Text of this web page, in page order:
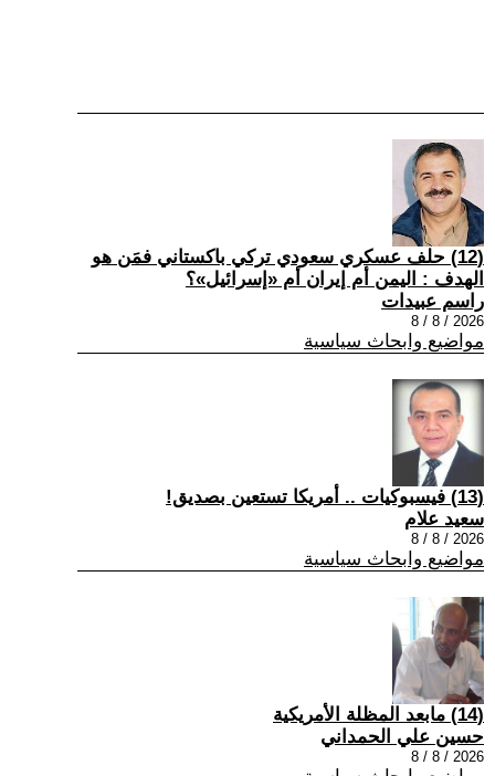
(12) حلف عسكري سعودي تركي باكستاني فمَن هو
الهدف : اليمن أم إيران أم «إسرائيل»؟
راسم عبيدات
2026 / 8 / 8
مواضيع وابحاث سياسية
(13) فيسبوكيات .. أمريكا تستعين بصديق!
سعيد علام
2026 / 8 / 8
مواضيع وابحاث سياسية
(14) مابعد المظلة الأمريكية
حسين علي الحمداني
2026 / 8 / 8